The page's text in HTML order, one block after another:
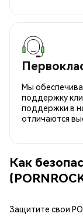
Мы
поддержку
поддержки в
отличаются
Как
Защитите свои